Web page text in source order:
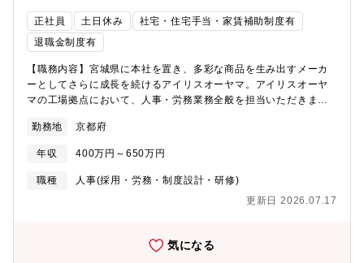
ざいます。①正社員いわゆる無期契約の採用です。ただし入社初
年度のみ年俸制を採用しております。ご提案の想定年収が業績や
残業時間の増減で変動することを極力防ぐことを目的にしていま
す。ご経験や能力に応じた社内等級を想定し、一時金や各種手当
を含めた年俸をご案内します。2年目より社内規定に沿って等級を
付与し、年収を決定致します。②無期雇用年俸社員上記①とは異
なり、2年目以降も能力・職務・業務量等に応じた年俸の見直し・
象にしております。上記②と同様に毎年年俸の見直し・提示を行
います。また、退職金は対象外となります。契約期間は1年ごとの
を行う場合もあります。※いずれの雇用パターンでも初期契約期
正社員 土日休み
社宅・住宅手当・家賃補助制度有
退職金制度有
【職務内容】宮城県に本社を置き、多彩な商品を生み出すメーカ
ーとしてさらに成長を続けるアイリスオーヤマ。アイリスオーヤ
マの工場拠点において、人事・労務業務全般を担当いただきま
労務、教育など幅広く担当いただくポジションです。人事の専門
性を活かしながら、「工場経営を人の面から支えるパートナー」
として幅広く活躍いただきます。◇人事・労務管理・労務管理、
労務指導・社会保険手続き・年末調整対応・入退社手続き・各種
相談対応・産前産後休業・育児休業者対応・休職・復職者対応◇
対応・学校訪問、各種採用イベント運営◇法令対応・コンプライ
アンス・労働基準監督署対応・36協定運用・ストレスチェック運
勤務地 京都府
年収 400万円～650万円
職種
人事(採用・労務・制度設計・研修)
更新日 2026.07.17
気になる